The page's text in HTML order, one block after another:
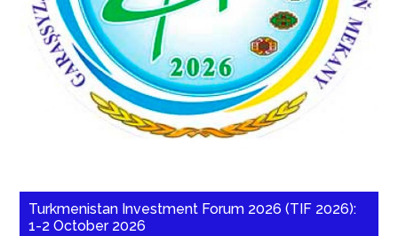
Turkmenistan Investment Forum 2026 (TIF 2026):
1-2 October 2026